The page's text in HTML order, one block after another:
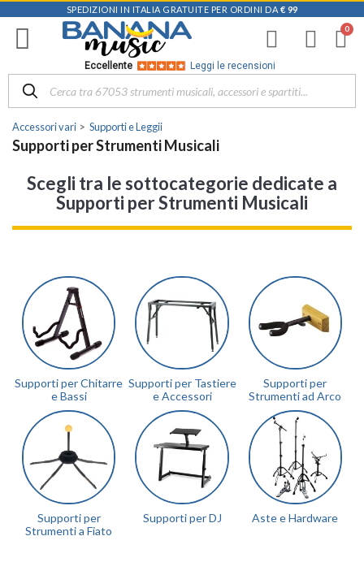
SPEDIZIONI IN ITALIA GRATUITE PER ORDINI DA € 99
Eccellente Leggi le recensioni
Accessori vari Supporti e Leggii
Supporti per Strumenti Musicali
Scegli tra le sottocategorie dedicate a
Supporti per Strumenti Musicali
Supporti per Chitarre
e Bassi
Supporti per Tastiere
e Accessori
Supporti per
Strumenti ad Arco
Supporti per
Strumenti a Fiato
Supporti per DJ Aste e Hardware